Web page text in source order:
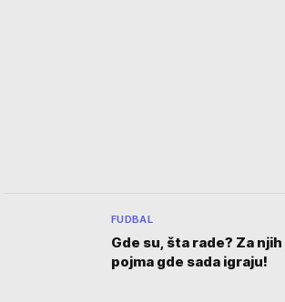
FUDBAL
Gde su, šta rade? Za
pojma gde sada igraju!